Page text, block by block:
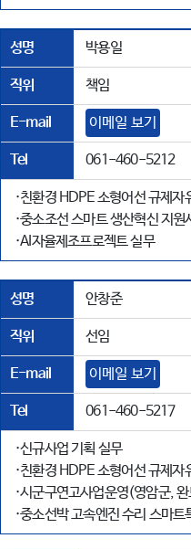
성명 박용일
직위 책임
E-mail 이메일 보기
Tel 061-460-5212
·친환경 HDPE 소형어선 규제
·중소조선 스마트 생산혁신 지원
·AI자율제조프로젝트 실무
성명 안창준
직위 선임
E-mail 이메일 보기
Tel 061-460-5217
·신규사업 기획 실무
·친환경 HDPE 소형어선 규제
·시군구연고사업운영(영암군,
·중소선박 고속엔진 수리 스마